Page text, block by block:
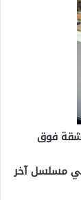
شقة فوق
في مسلسل آخر